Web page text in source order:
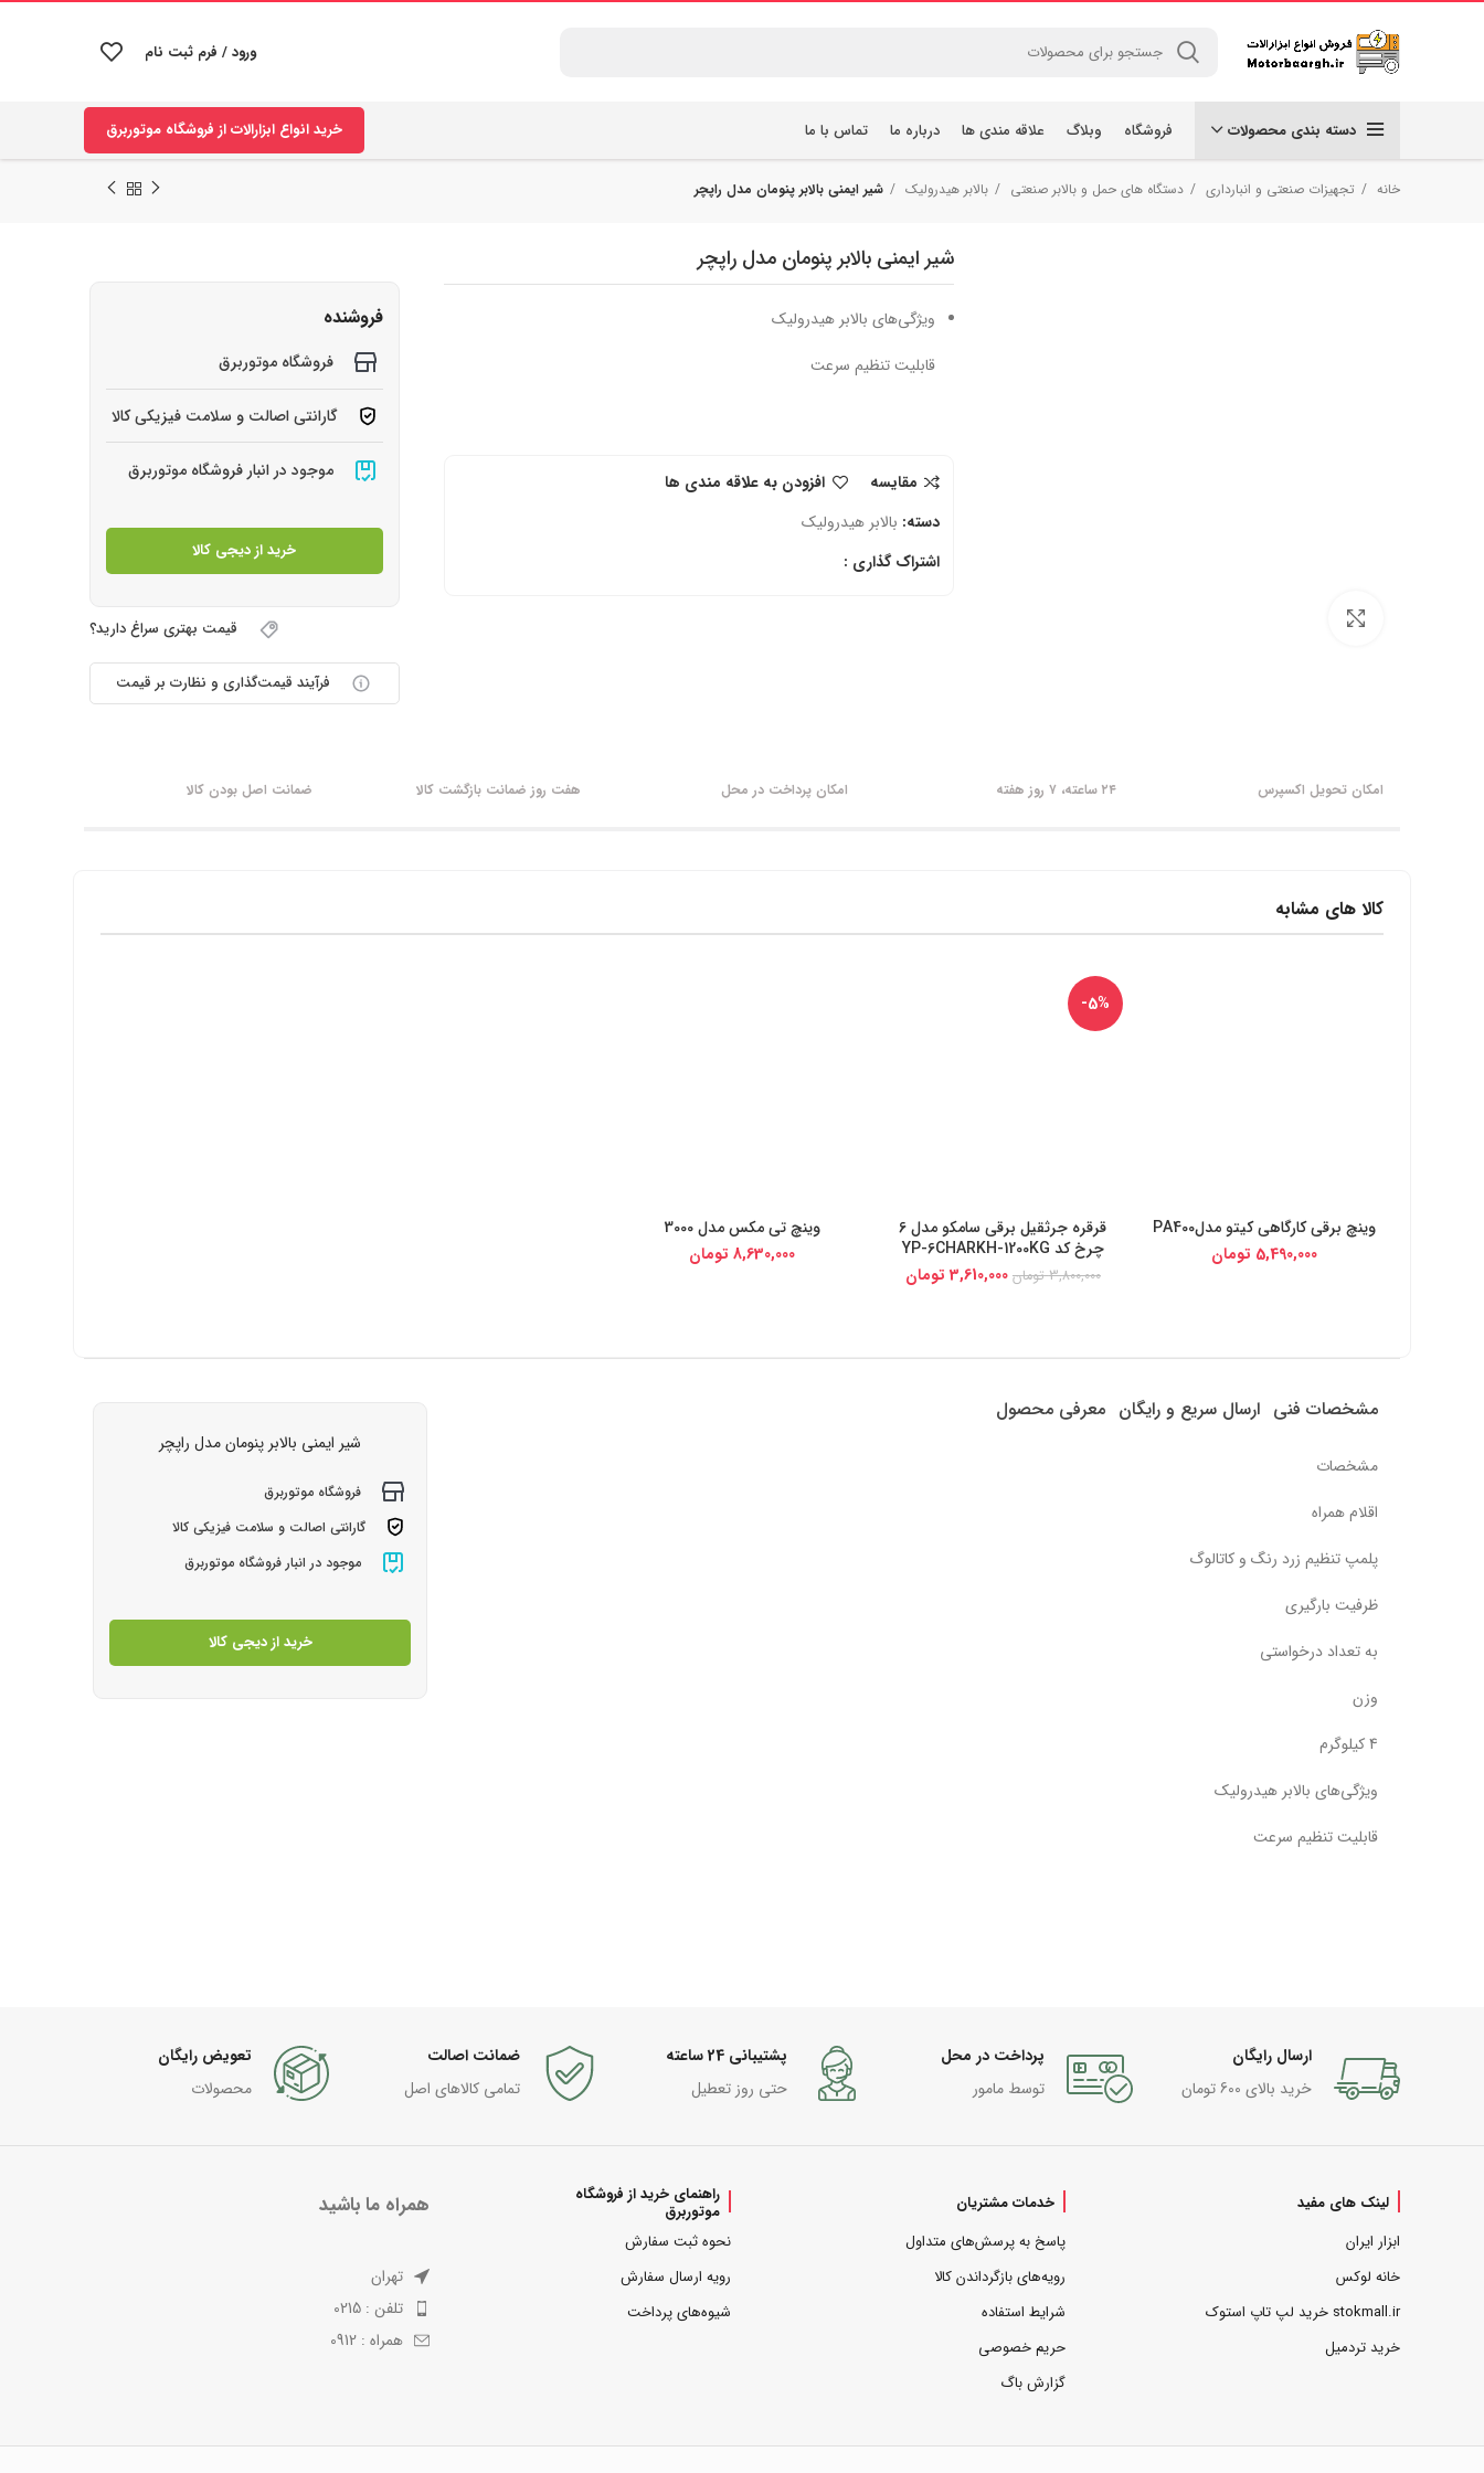
ورود / فرم ثبت نام
دسته بندی محصولات فروشگاه وبلاگ علاقه مندی ها درباره ما تماس با ما خرید انواع ابزارالات از فروشگاه موتوربرق
خانه تجهیزات صنعتی و انبارداری دستگاه های حمل و بالابر صنعتی بالابر هیدرولیک شیر ایمنی بالابر پنومان مدل راپچر
شیر ایمنی بالابر پنومان مدل راپچر
ویژگی‌های بالابر هیدرولیک
قابلیت تنظیم سرعت
مقایسه
افزودن به علاقه مندی ها
دسته: بالابر هیدرولیک
اشتراک گذاری :
فروشنده
فروشگاه موتوربرق
گارانتی اصالت و سلامت فیزیکی کالا
موجود در انبار فروشگاه موتوربرق
خرید از دیجی کالا
قیمت بهتری سراغ دارید؟
فرآیند قیمت‌گذاری و نظارت بر قیمت
امکان تحویل اکسپرس ۲۴ ساعته، ۷ روز هفته امکان پرداخت در محل هفت روز ضمانت بازگشت کالا ضمانت اصل بودن کالا
کالا های مشابه
خرید از دیجی کالا
وینچ برقی کارگاهی کیتو مدلPA400
5,490,000 تومان
-5%
خرید از دیجی کالا
قرقره جرثقیل برقی سامکو مدل 6
چرخ کد YP-6CHARKH-1200KG
3,800,000 تومان 3,610,000 تومان
خرید از دیجی کالا
وینچ تی مکس مدل 3000
8,630,000 تومان
مشخصات فنی ارسال سریع و رایگان معرفی محصول
مشخصات
اقلام همراه
پلمپ تنظیم زرد رنگ و کاتالوگ
ظرفیت بارگیری
به تعداد درخواستی
وزن
4 کیلوگرم
ویژگی‌های بالابر هیدرولیک
قابلیت تنظیم سرعت
شیر ایمنی بالابر پنومان مدل راپچر
فروشگاه موتوربرق
گارانتی اصالت و سلامت فیزیکی کالا
موجود در انبار فروشگاه موتوربرق
خرید از دیجی کالا
ارسال رایگان
خرید بالای 600 تومان
پرداخت در محل
توسط مامور
پشتیبانی 24 ساعته
حتی روز تعطیل
ضمانت اصالت
تمامی کالاهای اصل
تعویض رایگان
محصولات
لینک های مفید
ابزار ایران
خانه لوکس
stokmall.ir خرید لپ تاپ استوک
خرید تردمیل
خدمات مشتریان
پاسخ به پرسش‌های متداول
رویه‌های بازگرداندن کالا
شرایط استفاده
حریم خصوصی
گزارش باگ
راهنمای خرید از فروشگاه
موتوربرق
نحوه ثبت سفارش
رویه ارسال سفارش
شیوه‌های پرداخت
همراه ما باشید
تهران
تلفن : 0215
همراه : 0912